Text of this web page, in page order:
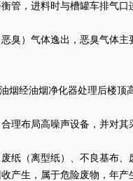
管，进料时与槽罐车排气
臭）气体逸出，恶臭气体
烟经油烟净化器处理后楼顶
理布局高噪声设备，并对其
纸（离型纸）、不良基布、
产生，属于危险废物，年